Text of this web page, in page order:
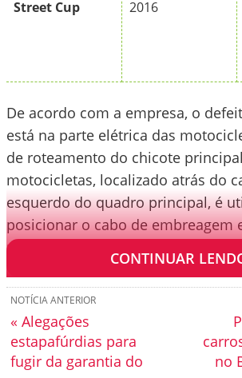
Street Cup 2016
De acordo com a empresa, o
está na parte elétrica das
de roteamento do chicote
motocicletas, localizado atrás do
esquerdo do quadro principal, é
posicionar o cabo de embreagem
principal.
CONTINUAR
no
NOTÍCIA ANTERIOR
« Alegações
estapafúrdias para
fugir da garantia do